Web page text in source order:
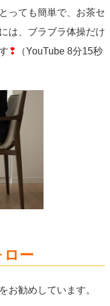
っても簡単で、お茶セ
は、ブラブラ体操だけ
❢
（YouTube 8分15秒
ロー
お勧めしています。